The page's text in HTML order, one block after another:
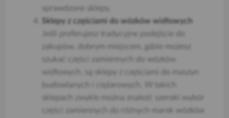
sprawdzone sklepy.
Sklepy z częściami do wózków widłowych
Jeśli preferujesz tradycyjne podejście do
zakupów, dobrym miejscem, gdzie możesz
szukać części zamiennych do wózków
widłowych, są sklepy z częściami do maszyn
budowlanych i ciężarowych. W takich
sklepach zwykle można znaleźć szeroki wybór
części zamiennych do różnych marek wózków